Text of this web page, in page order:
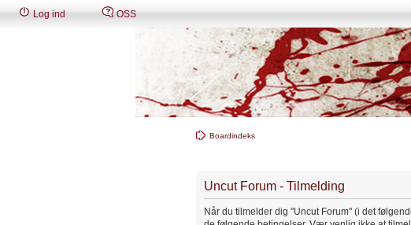
Log ind OSS
Boardindeks
Uncut Forum - Tilmelding
Når du tilmelder dig "Uncut Forum" (i det